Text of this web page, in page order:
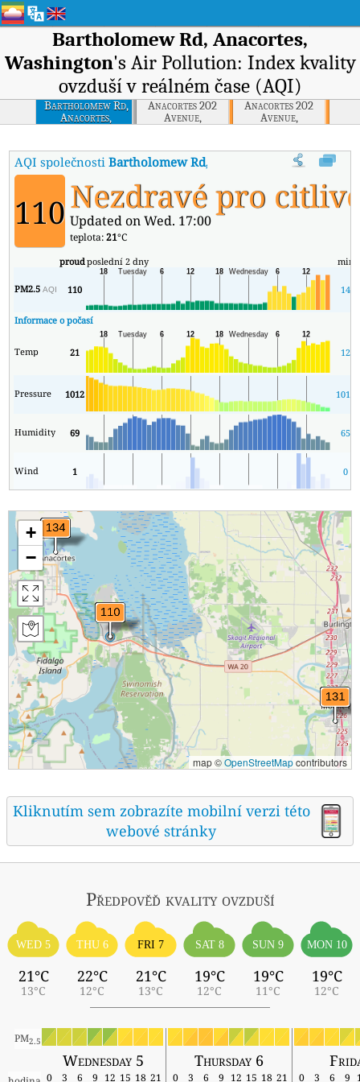
Bartholomew Rd, Anacortes,
Washington's Air Pollution: Index kvality
ovzduší v reálném čase (AQI)
Bartholomew Rd,
Anacortes,
Washington
Anacortes 202
Avenue,
Washington
Anacortes 202
Avenue,
Washington
AQI společnostiBartholomew Rd, Anacortes, Washington
110Nezdravé pro
Updated on Wed. 17:00
teplota:21°C
proudposlední 2 dny min
PM2.5AQI 110 14
Informace o počasí
Temp 21 12
Pressure 1012 1012
Humidity 69 65
Wind 1 0
+
−
map ©OpenStreetMapcontributors
Kliknutím sem zobrazíte mobilní verzi této
webové stránky
Předpověď kvality ovzduší
WED 5
21°C
13°C
THU 6
22°C
12°C
FRI 7
21°C
13°C
SAT 8
19°C
12°C
SUN 9
19°C
11°C
MON 10
19°C
12°C
PM2.5
Wednesday 5 Thursday 6
0 3 6 9 12 15 18 21 0 3 6 9 12 15 18 21 0 3 6 9